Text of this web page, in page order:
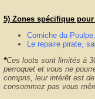
5) Zones spécifique
Corniche du
Le repaire pirate,
*Ces loots sont limités à
perroquet et vous ne
compris, leur intérêt est
consommez pas vous